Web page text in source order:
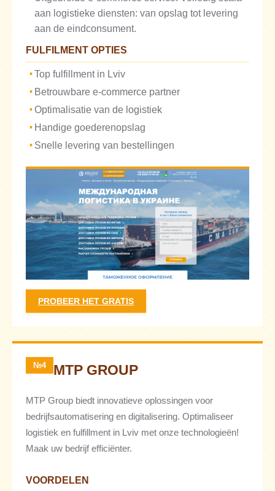
aan logistieke diensten: van opslag tot levering
aan de eindconsument.
FULFILMENT OPTIES
Top fulfillment in Lviv
Betrouwbare e-commerce partner
Optimalisatie van de logistiek
Handige goederenopslag
Snelle levering van bestellingen
PROBEER HET GRATIS
№4 MTP GROUP
MTP Group biedt innovatieve oplossingen voor
bedrijfsautomatisering en digitalisering. Optimaliseer
logistiek en fulfillment in Lviv met onze technologieën!
Maak uw bedrijf efficiënter.
VOORDELEN